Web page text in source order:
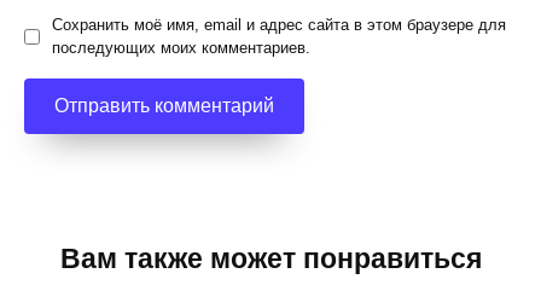
Сохранить моё имя, email и адрес сайта в этом браузере для
последующих моих комментариев.
Вам также может понравиться